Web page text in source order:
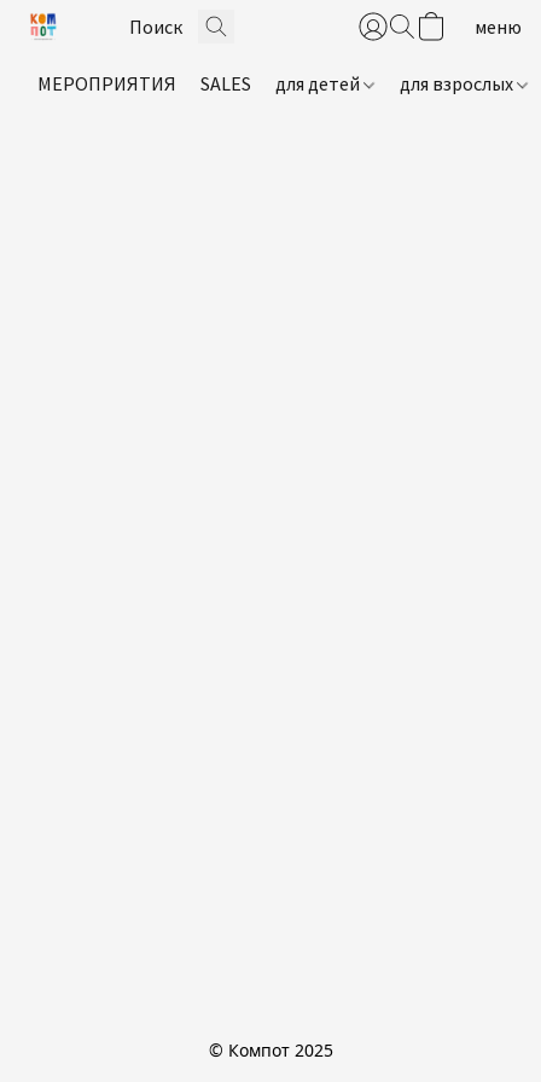
МЕРОПРИЯТИЯ SALES для детей для взрослых
© Компот 2025